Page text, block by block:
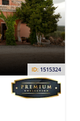
ID: 1515324